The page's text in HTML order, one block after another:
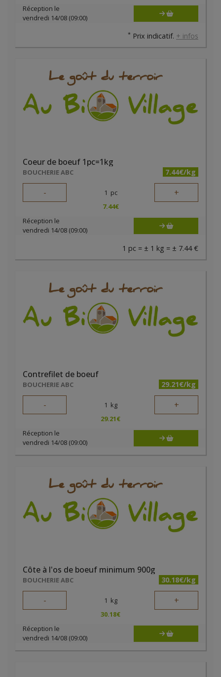
Réception le
vendredi 14/08 (09:00)
* Prix indicatif. + infos
Coeur de boeuf 1pc=1kg
BOUCHERIE ABC 7.44€/kg
- 1 pc +
7.44€
Réception le
vendredi 14/08 (09:00)
1 pc = ± 1 kg = ± 7.44 €
Contrefilet de boeuf
BOUCHERIE ABC 29.21€/kg
- 1 kg +
29.21€
Réception le
vendredi 14/08 (09:00)
Côte à l'os de boeuf minimum 900g
BOUCHERIE ABC 30.18€/kg
- 1 kg +
30.18€
Réception le
vendredi 14/08 (09:00)